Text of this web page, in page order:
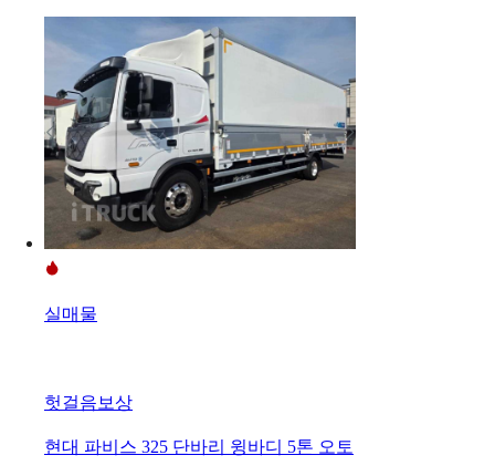
실매물
헛걸음보상
현대 파비스 325 단바리 윙바디 5톤 오토